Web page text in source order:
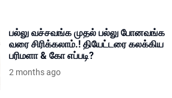
பல்லு வச்சவங்க முதல் பல்லு போனவங்க
வரை சிரிக்கலாம்.! தியேட்டரை கலக்கிய
பரிமளா & கோ எப்படி?
2 months ago